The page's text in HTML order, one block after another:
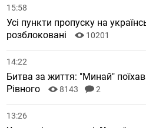
15:58
Усі пункти пропуску на
розблоковані
10201
14:22
Битва за життя: "Минай"
Рівного
8143 2
13:26